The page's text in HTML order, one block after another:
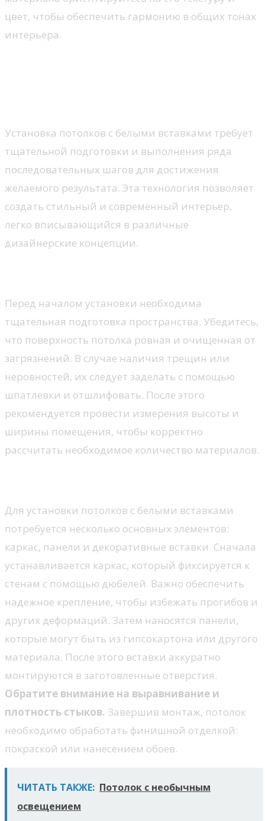
цвет, чтобы обеспечить гармонию в общих тонах
интерьера.
Установка потолков с белыми вставками требует
тщательной подготовки и выполнения ряда
последовательных шагов для достижения
желаемого результата. Эта технология позволяет
создать стильный и современный интерьер,
легко вписывающийся в различные
дизайнерские концепции.
Перед началом установки необходима
тщательная подготовка пространства. Убедитесь,
что поверхность потолка ровная и очищенная от
загрязнений. В случае наличия трещин или
неровностей, их следует заделать с помощью
шпатлевки и отшлифовать. После этого
рекомендуется провести измерения высоты и
ширины помещения, чтобы корректно
рассчитать необходимое количество материалов.
Для установки потолков с белыми вставками
потребуется несколько основных элементов:
каркас, панели и декоративные вставки. Сначала
устанавливается каркас, который фиксируется к
стенам с помощью дюбелей. Важно обеспечить
надежное крепление, чтобы избежать прогибов и
других деформаций. Затем наносятся панели,
которые могут быть из гипсокартона или другого
материала. После этого вставки аккуратно
монтируются в заготовленные отверстия.
Обратите внимание на выравнивание и
плотность стыков. Завершив монтаж, потолок
необходимо обработать финишной отделкой:
покраской или нанесением обоев.
ЧИТАТЬ ТАКЖЕ: Потолок с необычным
освещением